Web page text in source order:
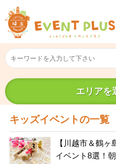
エリアを
キッズイベントの一覧
【川越市＆鶴
イベント8選！